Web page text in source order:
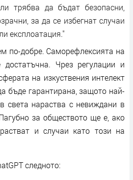
да бъдат безопасни,
за да се избегнат случаи
експлоатация."
по-добре. Саморефлексията на
Чрез регулации и
на изкуствения интелект
бъде гарантирана, защото най-
света нараства с невиждани в
за обществото ще е, ако
и случаи като този на
следното: